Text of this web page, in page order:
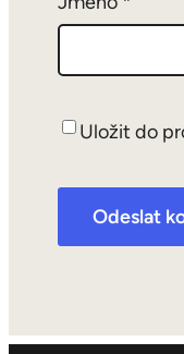
Uložit do